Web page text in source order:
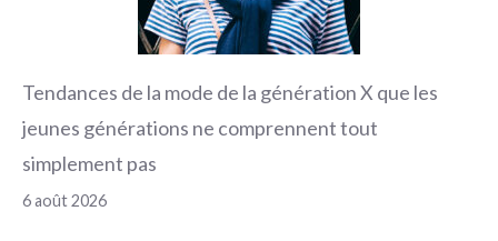
Tendances de la mode de la génération X que les
jeunes générations ne comprennent tout
simplement pas
6 août 2026